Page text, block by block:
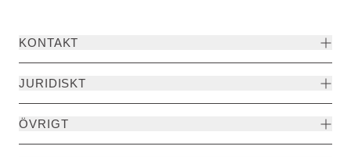
KONTAKT
JURIDISKT
ÖVRIGT